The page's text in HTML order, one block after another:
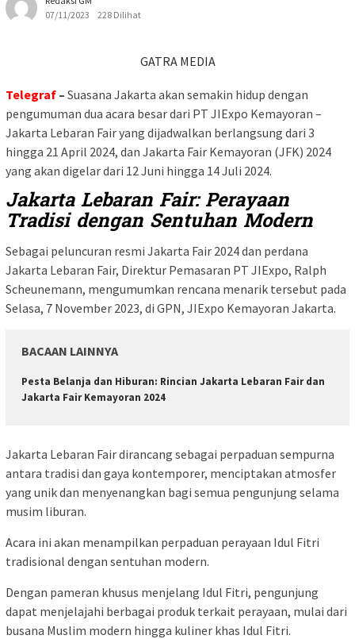
07/11/2023
228 Dilihat
GATRA MEDIA
Telegraf – Suasana Jakarta akan semakin hidup dengan
pengumuman dua acara besar dari PT JIExpo Kemayoran –
Jakarta Lebaran Fair yang dijadwalkan berlangsung dari 3
hingga 21 April 2024, dan Jakarta Fair Kemayoran (JFK) 2024
yang akan digelar dari 12 Juni hingga 14 Juli 2024.
Jakarta Lebaran Fair: Perayaan
Tradisi dengan Sentuhan Modern
Sebagai peluncuran resmi Jakarta Fair 2024 dan perdana
Jakarta Lebaran Fair, Direktur Pemasaran PT JIExpo, Ralph
Scheunemann, mengumumkan rencana menarik tersebut pada
Selasa, 7 November 2023, di GPN, JIExpo Kemayoran Jakarta.
BACAAN LAINNYA
Pesta Belanja dan Hiburan: Rincian Jakarta Lebaran Fair dan
Jakarta Fair Kemayoran 2024
Jakarta Lebaran Fair dirancang sebagai perpaduan sempurna
antara tradisi dan gaya kontemporer, menciptakan atmosfer
yang unik dan menyenangkan bagi semua pengunjung selama
musim liburan.
Acara ini akan menampilkan perpaduan perayaan Idul Fitri
tradisional dengan sentuhan modern.
Dengan pameran khusus menjelang Idul Fitri, pengunjung
dapat menjelajahi berbagai produk terkait perayaan, mulai dari
busana Muslim modern hingga kuliner khas Idul Fitri.